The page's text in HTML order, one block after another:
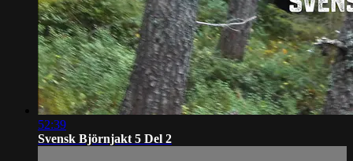
52:39
Svensk Björnjakt 5 Del 2